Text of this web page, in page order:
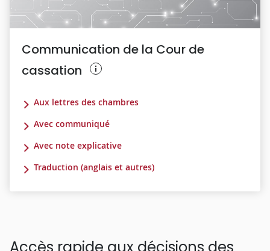
Communication de la Cour de
cassation
Aux lettres des chambres
Avec communiqué
Avec note explicative
Traduction (anglais et autres)
Accès rapide aux décisions des